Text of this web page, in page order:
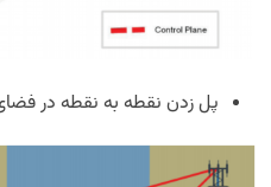
پل زدن نقطه به نقطه در